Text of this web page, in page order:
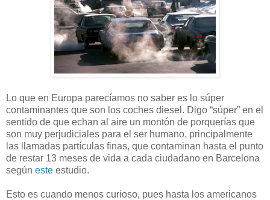
Lo que en Europa parecíamos no saber es lo súper
contaminantes que son los coches diesel. Digo “súper” en el
sentido de que echan al aire un montón de porquerías que
son muy perjudiciales para el ser humano, principalmente
las llamadas partículas finas, que contaminan hasta el punto
de restar 13 meses de vida a cada ciudadano en Barcelona
según este estudio.
Esto es cuando menos curioso, pues hasta los americanos